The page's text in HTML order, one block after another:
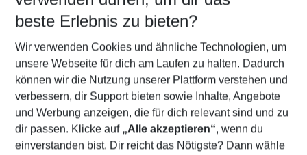
5-8 Nächte
2 Erwachsene Keine Kinder
Mehr Filter anzeigen
beste Erlebnis zu bieten?
Wir verwenden Cookies und ähnliche Technologien, um
unsere Webseite für dich am Laufen zu halten. Dadurch
können wir die Nutzung unserer Plattform verstehen und
verbessern, dir Support bieten sowie Inhalte, Angebote
und Werbung anzeigen, die für dich relevant sind und zu
dir passen. Klicke auf „Alle akzeptieren“, wenn du
einverstanden bist. Dir reicht das Nötigste? Dann wähle